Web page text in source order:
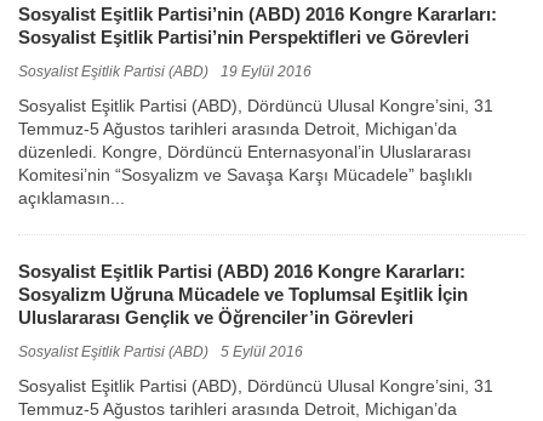
Sosyalist Eşitlik Partisi’nin (ABD) 2016 Kongre Kararları:
Sosyalist Eşitlik Partisi’nin Perspektifleri ve Görevleri
Sosyalist Eşitlik Partisi (ABD) 19 Eylül 2016
Sosyalist Eşitlik Partisi (ABD), Dördüncü Ulusal Kongre’sini, 31
Temmuz-5 Ağustos tarihleri arasında Detroit, Michigan’da
düzenledi. Kongre, Dördüncü Enternasyonal’in Uluslararası
Komitesi’nin “Sosyalizm ve Savaşa Karşı Mücadele” başlıklı
açıklamasın...
Sosyalist Eşitlik Partisi (ABD) 2016 Kongre Kararları:
Sosyalizm Uğruna Mücadele ve Toplumsal Eşitlik İçin
Uluslararası Gençlik ve Öğrenciler’in Görevleri
Sosyalist Eşitlik Partisi (ABD) 5 Eylül 2016
Sosyalist Eşitlik Partisi (ABD), Dördüncü Ulusal Kongre’sini, 31
Temmuz-5 Ağustos tarihleri arasında Detroit, Michigan’da